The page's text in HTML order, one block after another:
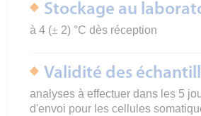
Stockage au
à 4 (± 2) °C dès réception
Validité des
analyses à effectuer dans les 5
d'envoi pour les cellules